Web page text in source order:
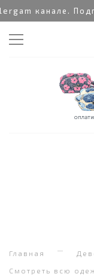
канале.
Главная
Смотреть всю